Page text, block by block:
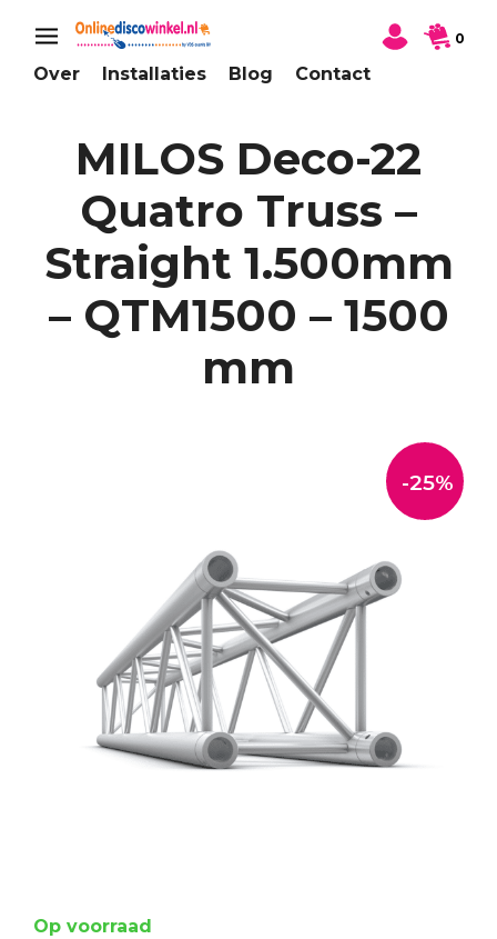
Over Installaties Blog Contact
0
MILOS Deco-22
Quatro Truss –
Straight 1.500mm
– QTM1500 – 1500
mm
-25%
Op voorraad